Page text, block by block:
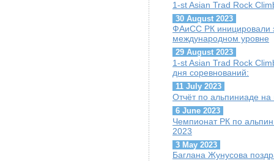
1-st Asian Trad Rock
30 August 2023
ФАиСС РК иницировали
международном уровне
29 August 2023
1-st Asian Trad Rock
дня соревнований:
11 July 2023
Отчёт по альпиниаде
6 June 2023
Чемпионат РК по
2023
3 May 2023
Баглана Жунусова